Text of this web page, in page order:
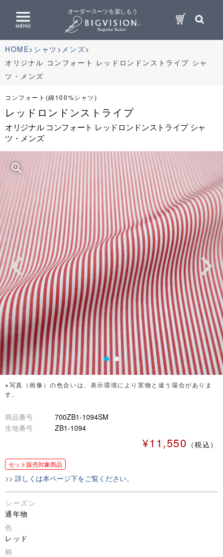
オーダースーツを楽しもう
HOME シャツ
メンズ
オリジナル コンフォート レッドロンドンストライプ シャ
ツ・メンズ
コンフォート(綿100%シャツ)
レッドロンドンストライプ
オリジナル コンフォート レッドロンドンストライプ シャ
ツ・メンズ
zoom_in
※写真（画像）の色合いは、表示環境により実物と違う場合がありま
す。
商品番号
700ZB1-1094SM
生地番号
ZB1-1094
¥11,550 （税込）
セット販売対象商品
>> 詳しくは本ページ下をご覧ください。
シーズン
通年物
色
レッド
柄